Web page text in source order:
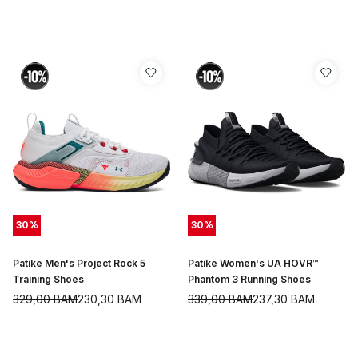
30%
Patike Men's Project Rock 5
Training Shoes
230,30 BAM
329,00BAM
30%
Patike Women's UA HOVR™
Phantom 3 Running Shoes
237,30 BAM
339,00BAM